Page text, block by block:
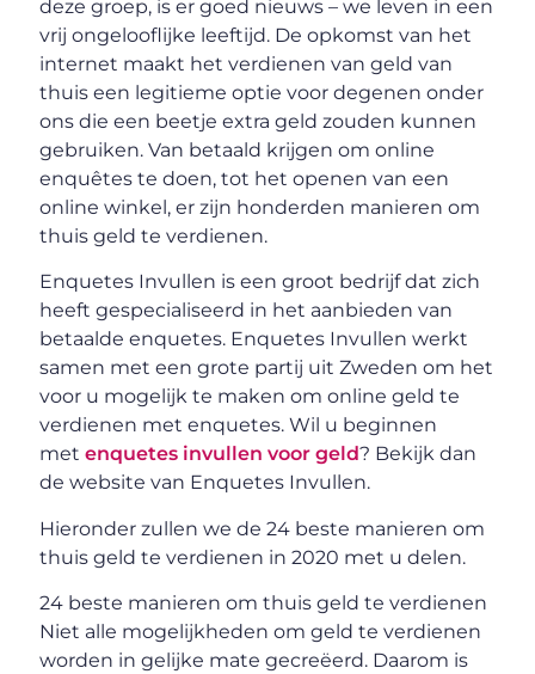
deze groep, is er goed nieuws – we leven in een
vrij ongelooflijke leeftijd. De opkomst van het
internet maakt het verdienen van geld van
thuis een legitieme optie voor degenen onder
ons die een beetje extra geld zouden kunnen
gebruiken. Van betaald krijgen om online
enquêtes te doen, tot het openen van een
online winkel, er zijn honderden manieren om
thuis geld te verdienen.
Enquetes Invullen is een groot bedrijf dat zich
heeft gespecialiseerd in het aanbieden van
betaalde enquetes. Enquetes Invullen werkt
samen met een grote partij uit Zweden om het
voor u mogelijk te maken om online geld te
verdienen met enquetes. Wil u beginnen
metenquetes invullen voor geld? Bekijk dan
de website van Enquetes Invullen.
Hieronder zullen we de 24 beste manieren om
thuis geld te verdienen in 2020 met u delen.
24 beste manieren om thuis geld te verdienen
Niet alle mogelijkheden om geld te verdienen
worden in gelijke mate gecreëerd. Daarom is